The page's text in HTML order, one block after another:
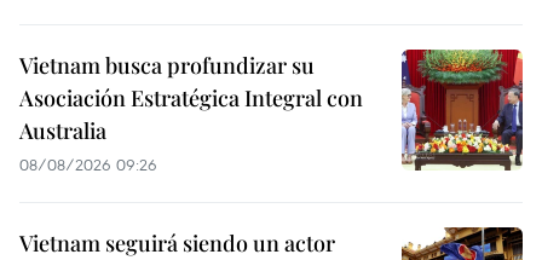
Vietnam busca profundizar su
Asociación Estratégica Integral con
Australia
08/08/2026 09:26
Vietnam seguirá siendo un actor